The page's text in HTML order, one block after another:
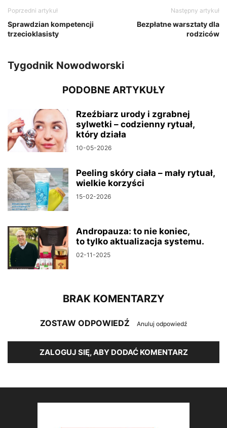
Poprzedni artykuł
Sprawdzian kompetencji
trzecioklasisty
Następny artykuł
Bezpłatne warsztaty dla
rodziców
Tygodnik Nowodworski
PODOBNE ARTYKUŁY
Rzeźbiarz urody i zgrabnej
sylwetki – codzienny rytuał,
który działa
10-05-2026
Peeling skóry ciała – mały rytuał,
wielkie korzyści
15-02-2026
Andropauza: to nie koniec,
to tylko aktualizacja systemu.
02-11-2025
BRAK KOMENTARZY
ZOSTAW ODPOWIEDŹ Anuluj odpowiedź
ZALOGUJ SIĘ, ABY DODAĆ KOMENTARZ